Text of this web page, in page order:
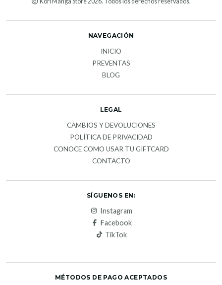
NAVEGACIÓN
INICIO
PREVENTAS
BLOG
LEGAL
CAMBIOS Y DEVOLUCIONES
POLÍTICA DE PRIVACIDAD
CONOCE COMO USAR TU GIFTCARD
CONTACTO
SÍGUENOS EN:
Instagram
Facebook
TikTok
MÉTODOS DE PAGO ACEPTADOS